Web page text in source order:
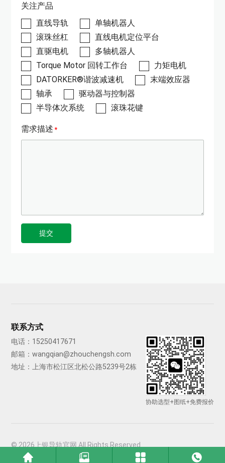
关注产品
直线导轨
单轴机器人
滚珠丝杠
直线电机定位平台
直驱电机
多轴机器人
Torque Motor 回转工作台
力矩电机
DATORKER®谐波减速机
末端效应器
轴承
驱动器与控制器
半导体次系统
滚珠花键
需求描述
提交
联系方式
电话： 15250417671
邮箱：wangqian@zhouchengsh.com
地址：上海市松江区北松公路5239号2栋
协助选型+图纸+免费报价
© 2026上银导轨官网 All Rights Reserved
备案号：沪ICP备2021033540号-6